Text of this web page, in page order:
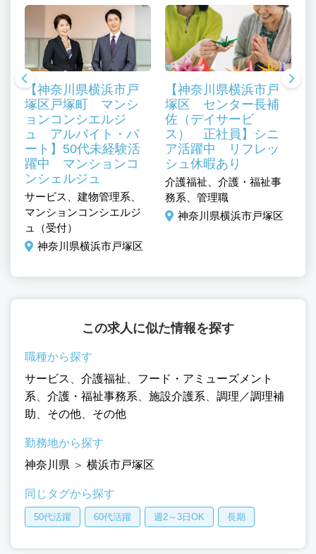
【神奈川県横浜市戸
塚区戸塚町 マンシ
ョンコンシエルジ
ュ アルバイト・パ
ート】50代未経験活
躍中 マンションコ
ンシェルジュ
サービス、建物管理系、
マンションコンシエルジ
ュ（受付）
神奈川県横浜市戸塚区
【神奈川県横浜市戸
塚区 センター長補
佐（デイサービ
ス） 正社員】シニ
ア活躍中 リフレッ
シュ休暇あり
介護福祉、介護・福祉事
務系、管理職
神奈川県横浜市戸塚区
この求人に似た情報を探す
職種から探す
サービス
介護福祉
フード・アミューズメント
系
介護・福祉事務系 施設介護系
調理／調理補
助
その他 その他
勤務地から探す
神奈川県 ＞ 横浜市戸塚区
同じタグから探す
50代活躍 60代活躍 週2～3日OK 長期